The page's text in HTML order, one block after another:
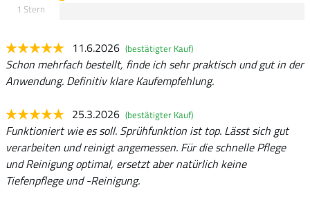
1 Stern
11.6.2026 (bestätigter Kauf)
Schon mehrfach bestellt, finde ich sehr praktisch und gut in der
Anwendung. Definitiv klare Kaufempfehlung.
25.3.2026 (bestätigter Kauf)
Funktioniert wie es soll. Sprühfunktion ist top. Lässt sich gut
verarbeiten und reinigt angemessen. Für die schnelle Pflege
und Reinigung optimal, ersetzt aber natürlich keine
Tiefenpflege und -Reinigung.